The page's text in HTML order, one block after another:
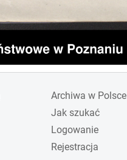
Archiwa w Polsce
Jak szukać
Logowanie
Rejestracja